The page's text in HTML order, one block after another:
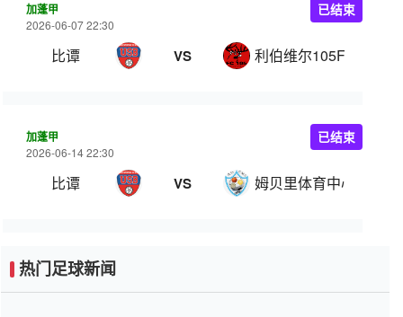
加蓬甲
2026-06-07 22:30
比谭 VS 利伯维尔105FC
已结束
加蓬甲
2026-06-14 22:30
比谭 VS 姆贝里体育中心
已结束
热门足球新闻